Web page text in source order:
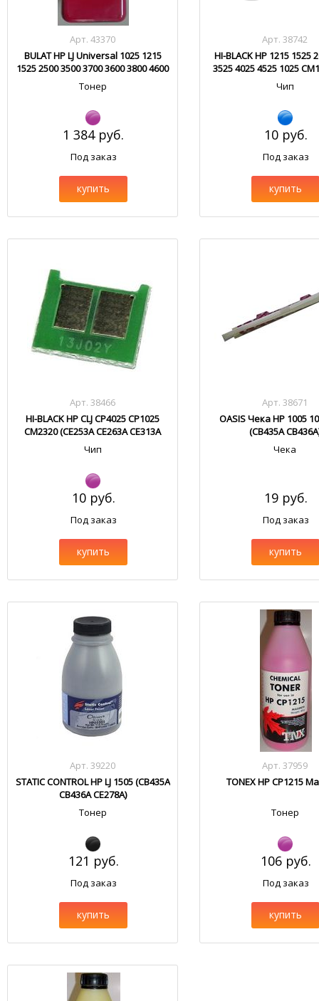
Арт. 43370
BULAT HP LJ Universal 1025 1215
1525 2500 3500 3700 3600 3800 4600
4700 5500 HM103.1
Тонер
1 384 руб.
Под заказ
купить
Арт. 38742
HI-BLACK HP 1215 1525
3525 4025 4525 1025
Cyan
Чип
10 руб.
Под заказ
купить
Арт. 38466
HI-BLACK HP CLJ CP4025 CP1025
CM2320 (CE253A CE263A CE313A
CC533A)
Чип
10 руб.
Под заказ
купить
Арт. 38671
OASIS Чека HP 1005
(CB435A
Чека
19 руб.
Под заказ
купить
Арт. 39220
STATIC CONTROL HP LJ 1505 (CB435A
CB436A CE278A)
Тонер
121 руб.
Под заказ
купить
Арт. 37959
TONEX HP CP1215
Тонер
106 руб.
Под заказ
купить